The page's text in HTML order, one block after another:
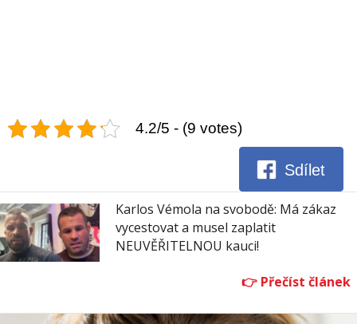
4.2/5 - (9 votes)
Sdílet
Karlos Vémola na svobodě: Má zákaz
vycestovat a musel zaplatit
NEUVĚŘITELNOU kauci!